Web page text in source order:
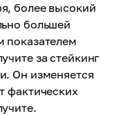
более высокий
большей
показателем
за стейкинг
Он изменяется
фактических